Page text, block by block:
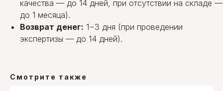
качества — до 14 дней, при отсутствии на складе —
до 1 месяца).
Возврат денег: 1−3 дня (при проведении
экспертизы — до 14 дней).
Смотрите также